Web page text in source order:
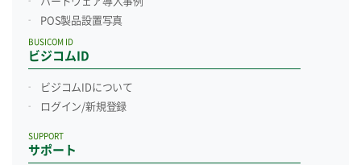
POS製品設置写真
ビジコムID
BUSICOM ID
ビジコムIDについて
ログイン/新規登録
サポート
SUPPORT